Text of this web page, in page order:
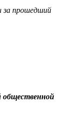
за прошедший
общественной